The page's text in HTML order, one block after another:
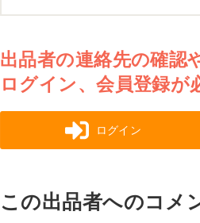
出品者の連絡先の確認
ログイン、会員登録が
ログイン
この出品者へのコメ